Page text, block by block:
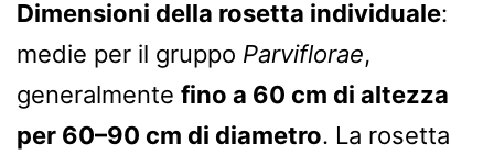
Dimensioni della rosetta individuale:
medie per il gruppo Parviflorae,
generalmente fino a 60 cm di altezza
per 60–90 cm di diametro. La rosetta